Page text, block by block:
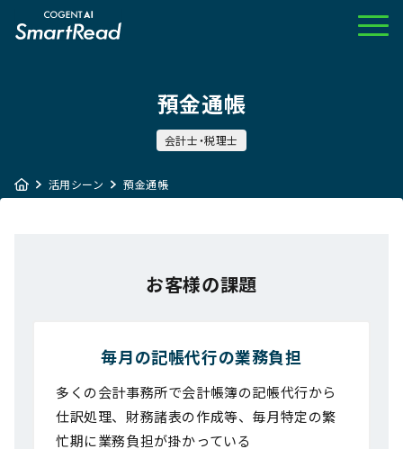
預金通帳
会計士・税理士
活用シーン 預金通帳
お客様の課題
毎月の記帳代行の業務負担
多くの会計事務所で会計帳簿の記帳代行から
仕訳処理、財務諸表の作成等、毎月特定の繁
忙期に業務負担が掛かっている